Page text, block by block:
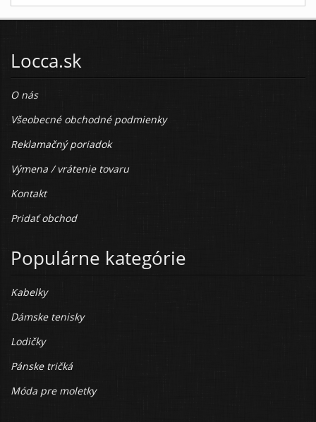
Locca.sk
O nás
Všeobecné obchodné podmienky
Reklamačný poriadok
Výmena / vrátenie tovaru
Kontakt
Pridať obchod
Populárne kategórie
Kabelky
Dámske tenisky
Lodičky
Pánske tričká
Móda pre moletky